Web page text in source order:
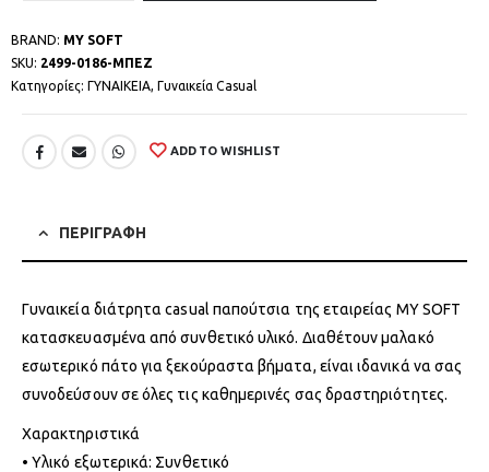
BRAND: MY SOFT
SKU: 2499-0186-ΜΠΕΖ
Κατηγορίες: ΓΥΝΑΙΚΕΙΑ, Γυναικεία Casual
ADD TO WISHLIST
ΠΕΡΙΓΡΑΦΗ
Γυναικεία διάτρητα casual παπούτσια της εταιρείας MY SOFT
κατασκευασμένα από συνθετικό υλικό. Διαθέτουν μαλακό
εσωτερικό πάτο για ξεκούραστα βήματα, είναι ιδανικά να σας
συνοδεύσουν σε όλες τις καθημερινές σας δραστηριότητες.
Χαρακτηριστικά
• Υλικό εξωτερικά: Συνθετικό